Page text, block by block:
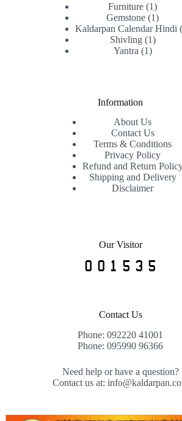
Furniture 1
Gemstone 1
Kaldarpan Calendar Hindi
Shivling 1
Yantra 1
Information
About Us
Contact Us
Terms & Conditions
Privacy Policy
Refund and Return
Shipping and Delivery
Disclaimer
Our Visitor
Contact Us
Phone: 092220 41001
Phone: 095990 96366
Need help or have a question?
Contact us at: